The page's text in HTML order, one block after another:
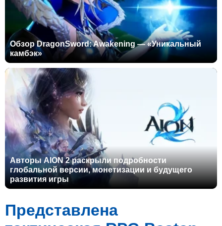
Обзор DragonSword: Awakening — «Уникальный
камбэк»
Авторы AION 2 раскрыли подробности
глобальной версии, монетизации и будущего
развития игры
Представлена